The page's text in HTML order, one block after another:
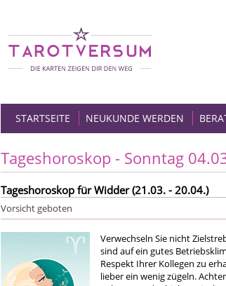
STARTSEITE NEUKUNDE WERDEN
Tageshoroskop - Sonntag
Tageshoroskop für Widder (21.03. - 20.04.)
Vorsicht geboten
Verwechseln Sie nicht
sind auf ein gutes
Respekt Ihrer Kollegen zu
lieber ein wenig zügeln.